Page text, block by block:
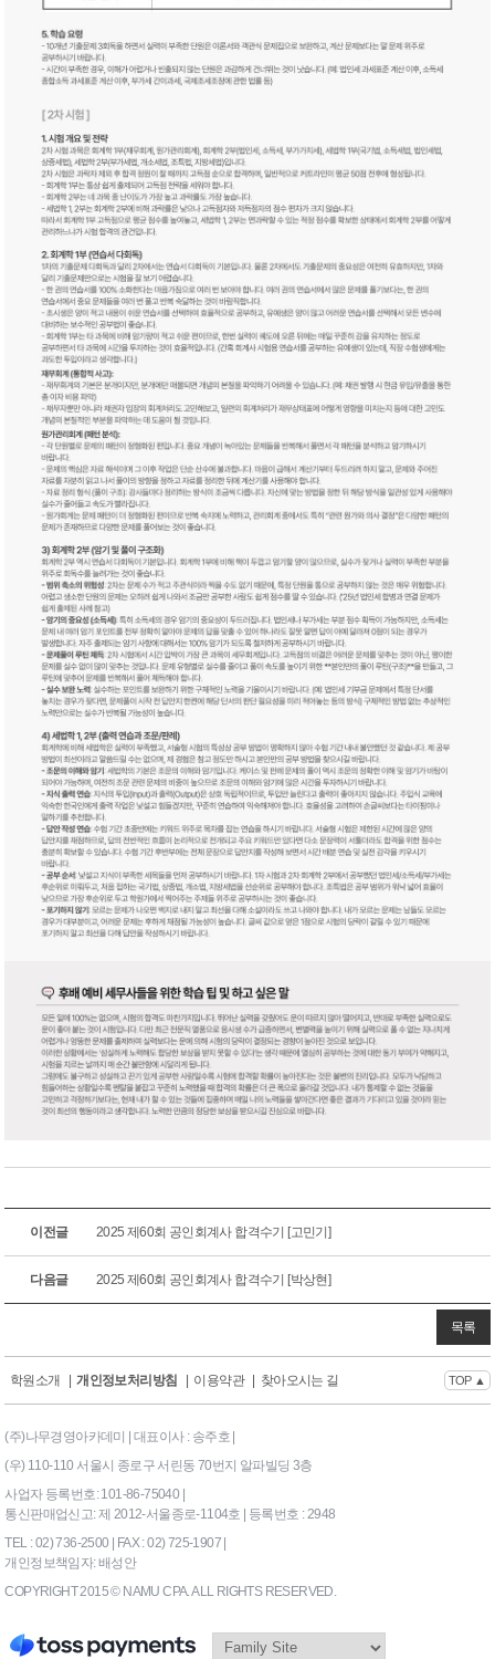
이전글 2025 제60회 공인회계사 합격수기 [고민기]
다음글 2025 제60회 공인회계사 합격수기 [박상현]
목록
학원소개 | 개인정보처리방침 | 이용약관 | 찾아오시는 길 TOP ▲
(주)나무경영아카데미 | 대표이사 : 송주호 |
(우) 110-110 서울시 종로구 서린동 70번지 알파빌딩 3층
사업자 등록번호: 101-86-75040 |
통신판매업신고: 제 2012-서울종로-1104호 | 등록번호 : 2948
TEL : 02) 736-2500 | FAX : 02) 725-1907 |
개인정보책임자: 배성안
COPYRIGHT 2015 © NAMU CPA. ALL RIGHTS RESERVED.